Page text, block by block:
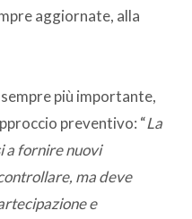
aggiornate, alla
più importante,
preventivo: “La
a fornire nuovi
ma deve
e